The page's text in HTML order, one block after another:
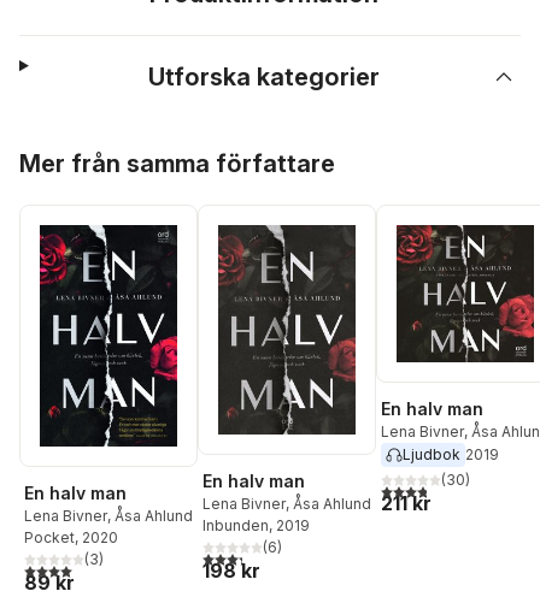
Utforska kategorier
Mer från samma författare
En halv man
Lena Bivner, Åsa Ahlund
Pocket, 2020
4,0utav 5 stjärnor. Totalt antal röster:
(3)
89 kr
En halv man
Lena Bivner, Åsa Ahlund
Inbunden, 2019
3,3utav 5 stjärnor. Totalt antal röster:
(6)
198 kr
En halv man
Lena Bivner, Åsa
Ljudbok 2019
3,8utav 5 stjärnor.
(30)
211 kr